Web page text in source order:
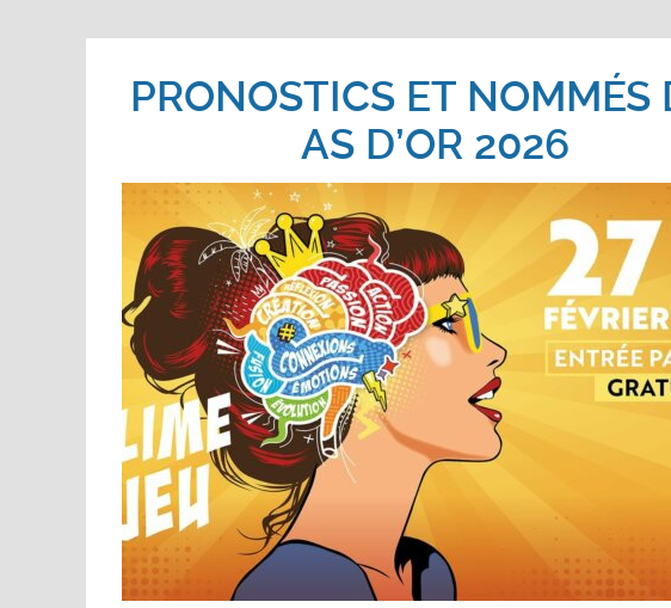
PRONOSTICS ET NOMMÉS
AS D’OR 2026